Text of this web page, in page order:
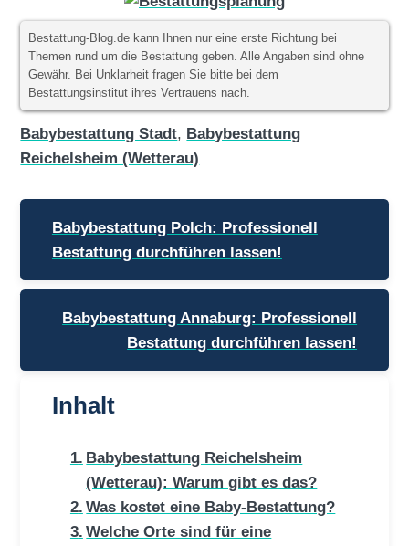
Bestattung-Blog.de kann Ihnen nur eine erste Richtung bei
Themen rund um die Bestattung geben. Alle Angaben sind ohne
Gewähr. Bei Unklarheit fragen Sie bitte bei dem
Bestattungsinstitut ihres Vertrauens nach.
Babybestattung Stadt, Babybestattung
Reichelsheim (Wetterau)
Beitragsnavigation
Babybestattung Polch: Professionell
Bestattung durchführen lassen!
Babybestattung Annaburg: Professionell
Bestattung durchführen lassen!
Inhalt
Babybestattung Reichelsheim
(Wetterau): Warum gibt es das?
Was kostet eine Baby-Bestattung?
Welche Orte sind für eine